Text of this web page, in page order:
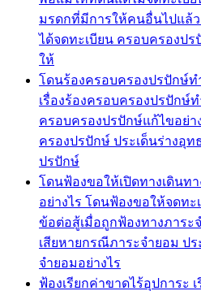
มรดกที่มีการให้คนอื่นไปแล้
ได้จดทะเบียน ครอบครองป
ให้
โดนร้องครอบครองปรปักษ์ท
เรื่องร้องครอบครองปรปักษ์
ครอบครองปรปักษ์แก้ไขอย่า
ครองปรปักษ์ ประเด็นร่างอุ
ปรปักษ์
โดนฟ้องขอให้เปิดทางเดินท
อย่างไร โดนฟ้องขอให้จดทะ
ข้อต่อสู้เมื่อถูกฟ้องทางภาระ
เสียหายกรณีภาระจำยอม ป
จำยอมอย่างไร
ฟ้องเรียกค่าขาดไร้อุปการะ